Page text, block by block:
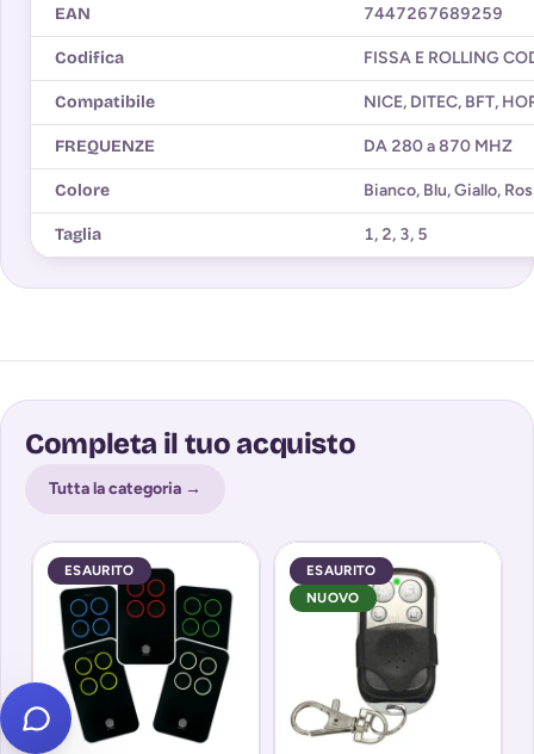
EAN 7447267689259
Codifica FISSA E ROLLING
Compatibile NICE, DITEC, BFT,
FREQUENZE DA 280 a 870 MHZ
Colore Bianco, Blu,Giallo,
Taglia 1, 2, 3, 5
Completa il tuo acquisto
Tutta la categoria →
ESAURITO
ESAURITO
NUOVO